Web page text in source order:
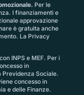
Per le
. I finanziamenti e
approvazione
è gratuita anche
La Privacy
INPS e MEF. Per i
in
Previdenza Sociale.
concesso in
e delle Finanze.